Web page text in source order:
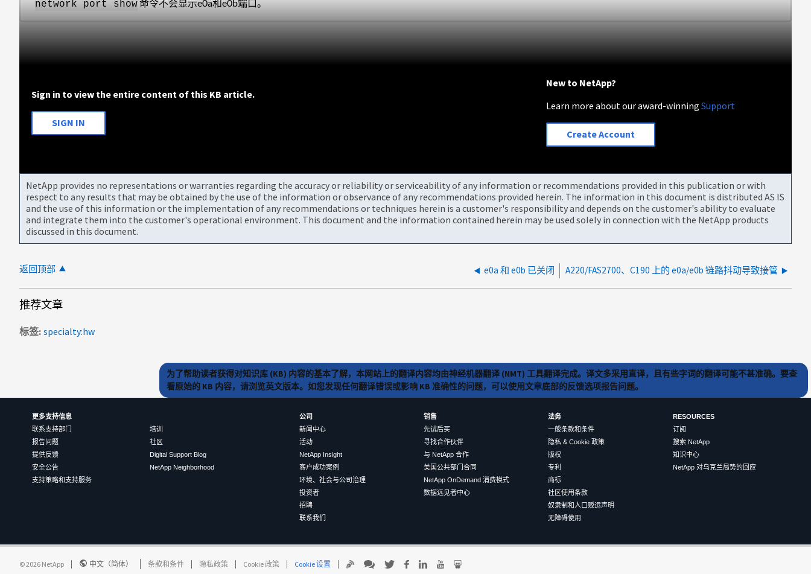
network port show命令不会显示e0a和e0b端口。
Sign in to view the entire content of this KB article.
SIGN IN
New to NetApp?
Learn more about our award-winningSupport
Create Account
NetApp provides no representations or warranties regarding the accuracy or reliability or serviceability of any information or recommendations provided in this publication or with
respect to any results that may be obtained by the use of the information or observance of any recommendations provided herein. The information in this document is distributed AS IS
and the use of this information or the implementation of any recommendations or techniques herein is a customer's responsibility and depends on the customer's ability to evaluate
and integrate them into the customer's operational environment. This document and the information contained herein may be used solely in connection with the NetApp products
discussed in this document.
返回顶部 e0a 和 e0b 已关闭 A220/FAS2700、C190 上的 e0a/e0b 链路抖动导致接管
推荐文章
标签 specialty:hw
为了帮助读者获得对知识库 (KB) 内容的基本了解，本网站上的翻译内容均由神经机器翻译 (NMT) 工具翻译完成。译文多采用直译，且有些字词的翻译可能不甚准确。要查
看原始的 KB 内容，请浏览英文版本。如您发现任何翻译错误或影响 KB 准确性的问题，可以使用文章底部的反馈选项报告问题。
更多支持信息
联系支持部门
报告问题
提供反馈
安全公告
支持策略和支持服务
培训
社区
Digital Support Blog
NetApp Neighborhood
公司
新闻中心
活动
NetApp Insight
客户成功案例
环境、社会与公司治理
投资者
招聘
联系我们
销售
先试后买
寻找合作伙伴
与 NetApp 合作
美国公共部门合同
NetApp OnDemand 消费模式
数据远见者中心
法务
一般条款和条件
隐私 & Cookie 政策
版权
专利
商标
社区使用条款
奴隶制和人口贩运声明
无障碍使用
RESOURCES
订阅
搜索 NetApp
知识中心
NetApp 对乌克兰局势的回应
©2026 NetApp 中文（简体） 条款和条件 隐私政策 Cookie 政策 Cookie 设置